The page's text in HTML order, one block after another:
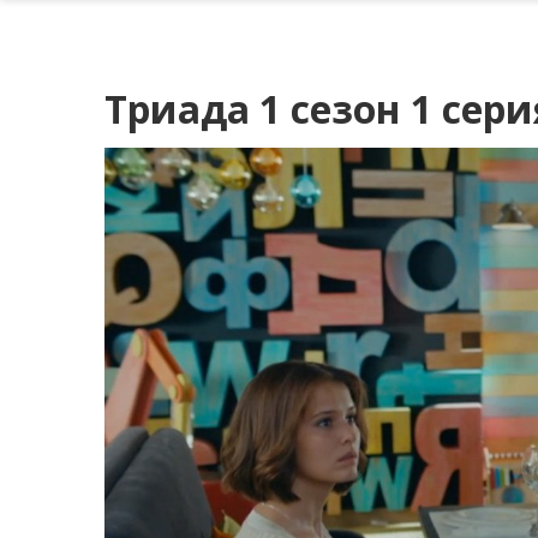
Триада 1 сезон 1